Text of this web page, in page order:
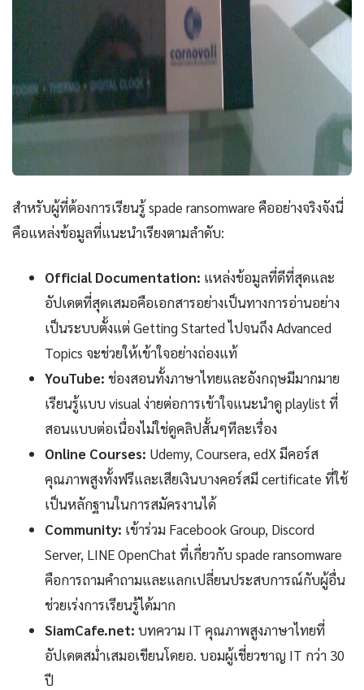
สำหรับผู้ที่ต้องการเรียนรู้ spade ransomware คืออย่างจริงจังนี่
คือแหล่งข้อมูลที่แนะนำเรียงตามลำดับ:
Official Documentation: แหล่งข้อมูลที่ดีที่สุดและ
อัปเดตที่สุดเสมอคือเอกสารอย่างเป็นทางการอ่านอย่าง
เป็นระบบตั้งแต่ Getting Started ไปจนถึง Advanced
Topics จะช่วยให้เข้าใจอย่างถ่องแท้
YouTube: ช่องสอนทั้งภาษาไทยและอังกฤษมีมากมาย
เรียนรู้แบบ visual ง่ายต่อการเข้าใจแนะนำดู playlist ที่
สอนแบบต่อเนื่องไม่ใช่ดูคลิปสั้นๆทีละเรื่อง
Online Courses: Udemy, Coursera, edX มีคอร์ส
คุณภาพสูงทั้งฟรีและเสียเงินบางคอร์สมี certificate ที่ใช้
เป็นหลักฐานในการสมัครงานได้
Community: เข้าร่วม Facebook Group, Discord
Server, LINE OpenChat ที่เกี่ยวกับ spade ransomware
คือการถามคำถามและแลกเปลี่ยนประสบการณ์กับผู้อื่น
ช่วยเร่งการเรียนรู้ได้มาก
SiamCafe.net: บทความ IT คุณภาพสูงภาษาไทยที่
อัปเดตสม่ำเสมอเขียนโดยอ. บอมผู้เชี่ยวชาญ IT กว่า 30
ปี